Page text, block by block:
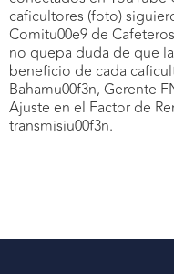
caficultores (foto)
Comitu00e9 de
no quepa duda de que
beneficio de cada
Bahamu00f3n, Gerente
Ajuste en el Factor de
transmisiu00f3n.